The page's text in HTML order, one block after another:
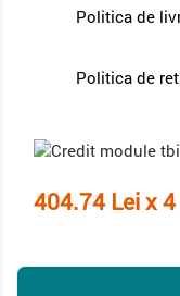
Politica de
Politica de
404.74 Lei x